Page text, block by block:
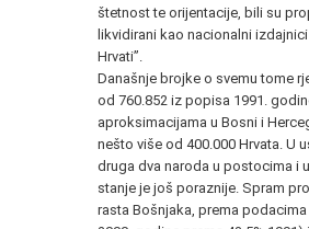
štetnost te orijentacije, bili su
likvidirani kao nacionalni izdajnici
Hrvati”.
Današnje brojke o svemu tome
od 760.852 iz popisa 1991.
aproksimacijama u Bosni i
nešto više od 400.000 Hrvata. U
druga dva naroda u postocima i
stanje je još poraznije. Spram
rasta Bošnjaka, prema podacima